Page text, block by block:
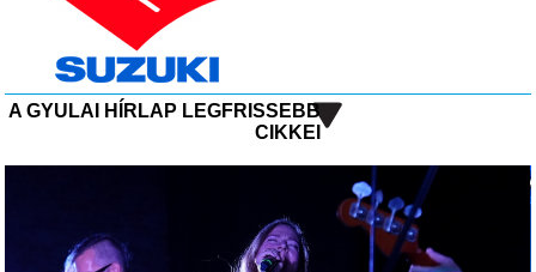
A GYULAI HÍRLAP LEGFRISSEBB
CIKKEI